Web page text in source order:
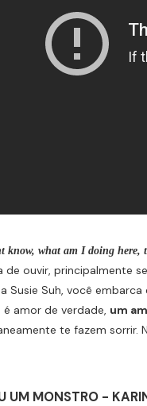
know, what am I doing here,
de ouvir, principalmente
Susie Suh, você
é amor de verdade, um
te fazem sorrir.
UM MONSTRO -